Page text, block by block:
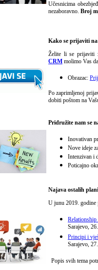
Učesnicima
nezaboravno. Broj
Kako se prijaviti
Želite li se prijaviti
CRM molimo Vas
Obrazac:
Po zaprimljenoj
dobiti poštom na
Pridružite nam se
Inovativan
Nove ideje
Intenzivan i
Poticajno
Najava ostalih
U junu 2019. godine
Sarajevo,
Principi i
Sarajevo,
Popis svih tema